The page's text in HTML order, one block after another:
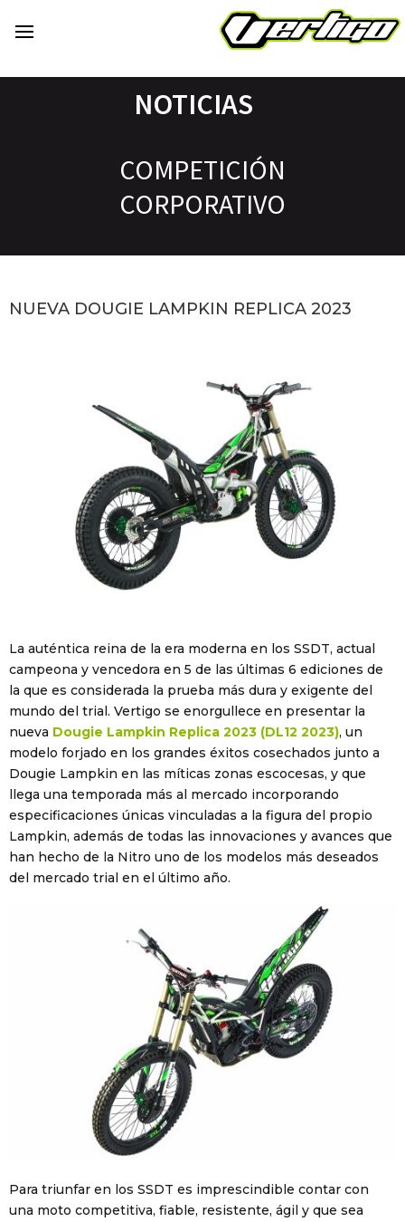
NOTICIAS
COMPETICIÓN
CORPORATIVO
NUEVA DOUGIE LAMPKIN REPLICA 2023
La auténtica reina de la era moderna en los SSDT, actual
campeona y vencedora en 5 de las últimas 6 ediciones de
la que es considerada la prueba más dura y exigente del
mundo del trial. Vertigo se enorgullece en presentar la
nueva Dougie Lampkin Replica 2023 (DL12 2023), un
modelo forjado en los grandes éxitos cosechados junto a
Dougie Lampkin en las míticas zonas escocesas, y que
llega una temporada más al mercado incorporando
especificaciones únicas vinculadas a la figura del propio
Lampkin, además de todas las innovaciones y avances que
han hecho de la Nitro uno de los modelos más deseados
del mercado trial en el último año.
Para triunfar en los SSDT es imprescindible contar con
una moto competitiva, fiable, resistente, ágil y que sea